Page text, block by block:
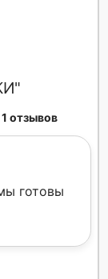
1 отзывов
готовы